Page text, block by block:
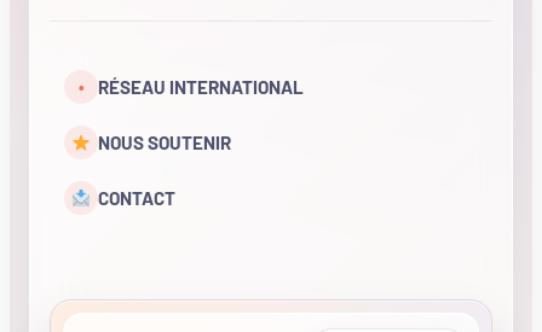
• RÉSEAU INTERNATIONAL
NOUS SOUTENIR
CONTACT